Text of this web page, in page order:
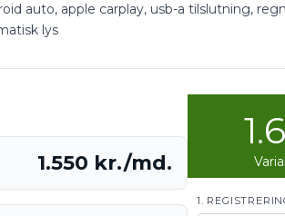
auto, apple carplay, usb-a tilslutning,
lys
1.550 kr./md.
1.